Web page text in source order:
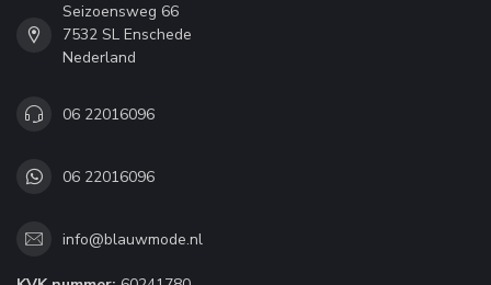
Seizoensweg 66
7532 SL Enschede
Nederland
06 22016096
06 22016096
info@blauwmode.nl